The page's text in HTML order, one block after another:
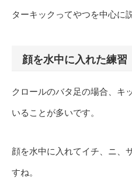
ターキックってやつを中心に
顔を水中に入れた練習
クロールのバタ足の場合、キ
いることが多いです。
顔を水中に入れてイチ、ニ、
すね。